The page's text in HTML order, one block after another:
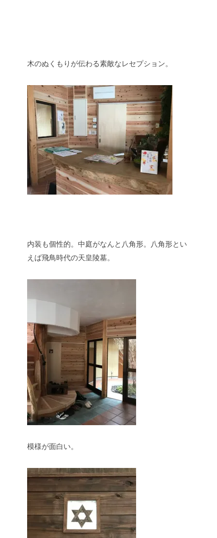
木のぬくもりが伝わる素敵なレセプション。
内装も個性的。中庭がなんと八角形。八角形とい
えば飛鳥時代の天皇陵墓。
模様が面白い。